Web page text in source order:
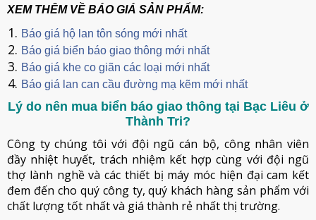
XEM THÊM VỀ BÁO GIÁ SẢN PHẨM:
Báo giá hộ lan tôn sóng mới nhất
Báo giá biển báo giao thông mới nhất
Báo giá khe co giãn các loại mới nhất
Báo giá lan can cầu đường mạ kẽm mới nhất
Lý do nên mua biển báo giao thông tại Bạc Liêu ở
Thành Tri?
Công ty chúng tôi với đội ngũ cán bộ, công nhân viên
đầy nhiệt huyết, trách nhiệm kết hợp cùng với đội ngũ
thợ lành nghề và các thiết bị máy móc hiện đại cam kết
đem đến cho quý công ty, quý khách hàng sản phẩm với
chất lượng tốt nhất và giá thành rẻ nhất thị trường.